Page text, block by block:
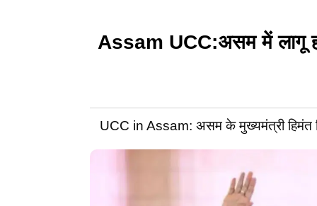
Assam UCC:असम में लागू
UCC in Assam: असम के मुख्यमंत्री हिमंत